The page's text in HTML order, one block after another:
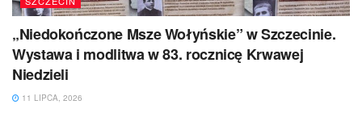
„Niedokończone Msze Wołyńskie” w Szczecinie.
Wystawa i modlitwa w 83. rocznicę Krwawej
Niedzieli
11 LIPCA, 2026